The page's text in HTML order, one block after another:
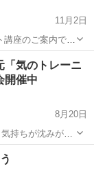
11月2日
座のご案内です
「気のトレーニ
開催中
8月20日
持ちが沈みがち
でも、ちょっと
せんか！？ 体を